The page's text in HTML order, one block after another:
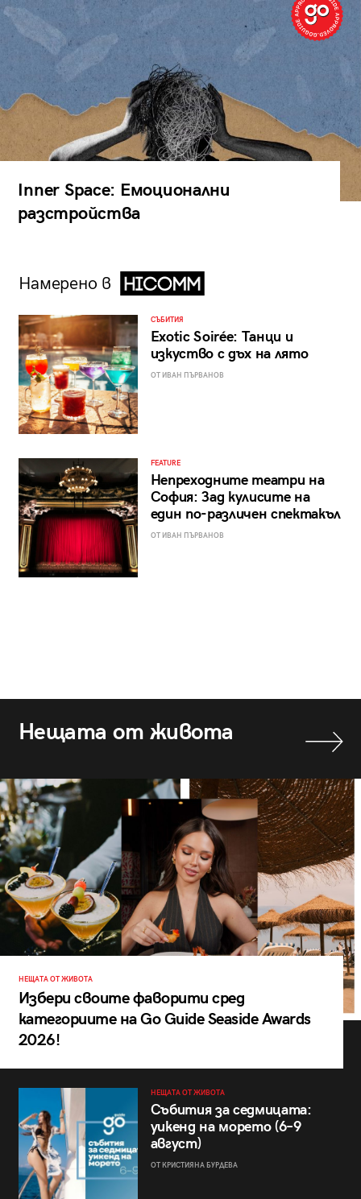
Inner Space: Емоционални
разстройства
Намерено в
СЪБИТИЯ
Exotic Soirée: Танци и
изкуство с дъх на лято
ОТ ИВАН ПЪРВАНОВ
FEATURE
Непреходните театри на
София: Зад кулисите на
един по-различен спектакъл
ОТ ИВАН ПЪРВАНОВ
Нещата от живота
НЕЩАТА ОТ ЖИВОТА
Избери своите фаворити сред
категориите на Go Guide Seaside Awards
2026!
НЕЩАТА ОТ ЖИВОТА
Събития за седмицата:
уикенд на морето (6–9
август)
ОТ КРИСТИЯНА БУРДЕВА